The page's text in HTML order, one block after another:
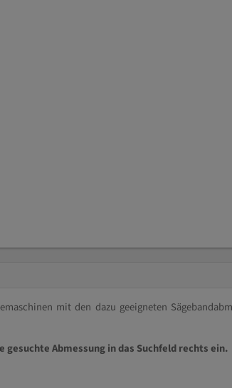
mit den dazu geeigneten
Abmessung in das Suchfeld rechts ein.